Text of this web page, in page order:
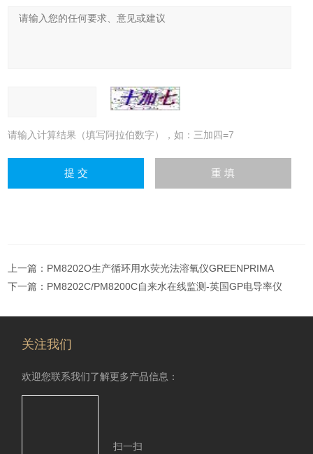
请输入计算结果（填写阿拉伯数字），如：三加四=7
上一篇： PM8202O生产循环用水荧光法溶氧仪GREENPRIMA
下一篇： PM8202C/PM8200C自来水在线监测-英国GP电导率仪
关注我们
欢迎您联系我们了解更多产品信息：
扫一扫